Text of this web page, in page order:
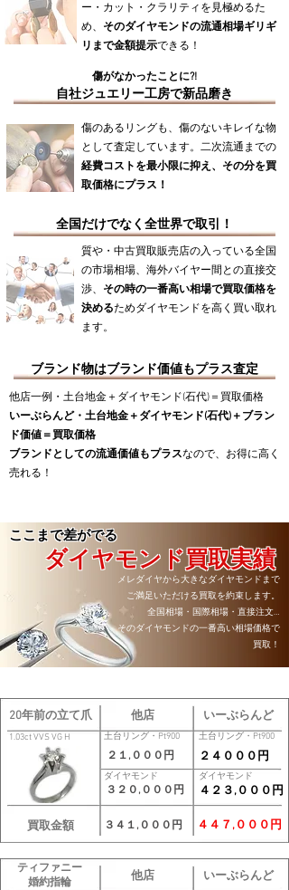
ー・カット・クラリティを見極めるた
め、 そのダイヤモンドの流通相場ギリギ
リまで金額提示できる！
傷がなかったことに?!
自社ジュエリー工房で新品磨き
傷のあるリングも、傷のないキレイな物
として査定しています。二次流通までの
経費コストを最小限に抑え、その分を買
取価格にプラス！
全国だけでなく全世界で取引！
ブランド物はブランド価値もプラス査定
質や・中古買取販売店の入っている全国
の市場相場、海外バイヤー間との直接交
渉、 その時の一番高い相場で買取価格を
決めるためダイヤモンドを高く買い取れ
ます。
他店一例・土台地金＋ダイヤモンド(石代)＝買取価格
いーぶらんど・土台地金＋ダイヤモンド(石代)＋ブラン
ド価値＝買取価格
ブランドとしての流通価値もプラスなので、お得に高く
売れる！
ここまで差がでる
ダイヤモンド買取実績
メレダイヤから大きなダイヤモンドまで
ご満足いただける買取を約束します。
全国相場・国際相場・直接注文…
そのダイヤモンドの一番高い相場価格で
買取！
３２０,０００円
買取金額
４２３,０００円
1.03ct VVS VG H
20年前の立て爪 他店 いーぶらんど
土台リング・ Pt900 土台リング・ Pt900
２１,０００円 ２４０００円
ダイヤモンド ダイヤモンド
３４１,０００円 ４４７,０００円
ティファニー
婚約指輪
他店 いーぶらんど